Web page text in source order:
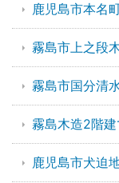
鹿児島市本名
霧島市上之段
霧島市国分清
霧島木造2階
鹿児島市犬迫